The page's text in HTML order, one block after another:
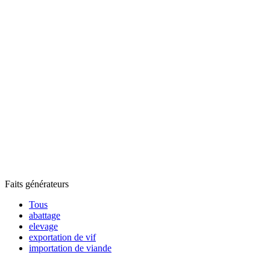
Faits générateurs
Tous
abattage
elevage
exportation de vif
importation de viande